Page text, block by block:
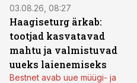
03.08.26, 08:27
Haagiseturg ärkab:
tootjad kasvatavad
mahtu ja valmistuvad
uueks laienemiseks
Bestnet avab uue müügi- ja